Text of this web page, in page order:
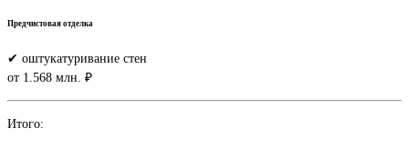
Предчистовая отделка
✔ оштукатуривание стен
от 1.568 млн. ₽
Итого: